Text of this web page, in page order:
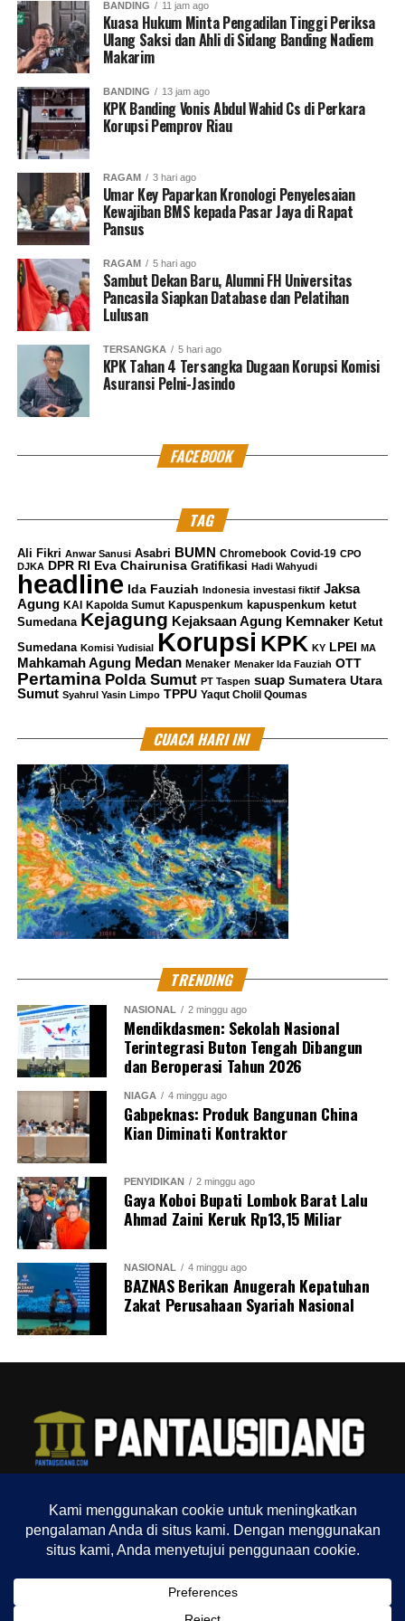
DON'T MISS
Hakim Tolak Eksepsi Tom Lembong, Sidang Lanjut
Pembuktian dan Saksi-saksi
Redaksi Pantausidang
BANDING 11 jam ago
Kuasa Hukum Minta Pengadilan Tinggi Periksa
Ulang Saksi dan Ahli di Sidang Banding Nadiem
Makarim
BANDING 13 jam ago
KPK Banding Vonis Abdul Wahid Cs di Perkara
Korupsi Pemprov Riau
RAGAM 3 hari ago
Umar Key Paparkan Kronologi Penyelesaian
Kewajiban BMS kepada Pasar Jaya di Rapat
Pansus
RAGAM 5 hari ago
Sambut Dekan Baru, Alumni FH Universitas
Pancasila Siapkan Database dan Pelatihan
Lulusan
TERSANGKA 5 hari ago
KPK Tahan 4 Tersangka Dugaan Korupsi Komisi
Asuransi Pelni-Jasindo
FACEBOOK
TAG
Ali Fikri Anwar Sanusi Asabri BUMN Chromebook Covid-19 CPO
DJKA
DPR RI Eva Chairunisa Gratifikasi Hadi Wahyudi
headline Ida Fauziah Indonesia investasi fiktif Jaksa
Agung KAI Kapolda Sumut Kapuspenkum kapuspenkum ketut
Sumedana Kejagung Kejaksaan Agung Kemnaker Ketut
Sumedana Komisi Yudisial Korupsi KPK KY LPEI MA
Mahkamah Agung Medan Menaker Menaker Ida Fauziah OTT
Pertamina Polda Sumut PT Taspen suap Sumatera Utara
Sumut Syahrul Yasin Limpo TPPU Yaqut Cholil Qoumas
CUACA HARI INI
TRENDING
NASIONAL 2 minggu ago
Mendikdasmen: Sekolah Nasional
Terintegrasi Buton Tengah Dibangun
dan Beroperasi Tahun 2026
NIAGA 4 minggu ago
Gabpeknas: Produk Bangunan China
Kian Diminati Kontraktor
PENYIDIKAN 2 minggu ago
Gaya Koboi Bupati Lombok Barat Lalu
Ahmad Zaini Keruk Rp13,15 Miliar
NASIONAL 4 minggu ago
BAZNAS Berikan Anugerah Kepatuhan
Zakat Perusahaan Syariah Nasional
YOUTUBE CHANNEL